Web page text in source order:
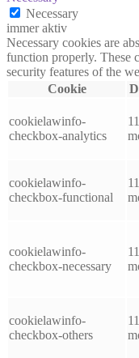
Necessary
immer aktiv
Necessary cookies are
function properly. These
security features of the
Cookie
cookielawinfo-
checkbox-analytics
11
cookielawinfo-
checkbox-functional
11
cookielawinfo-
checkbox-necessary
11
cookielawinfo-
checkbox-others
11